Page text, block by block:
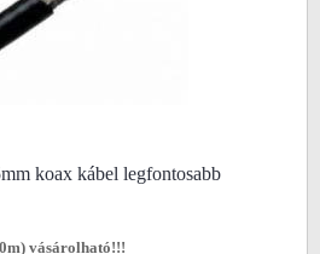
koax kábel legfontosabb
vásárolható!!!